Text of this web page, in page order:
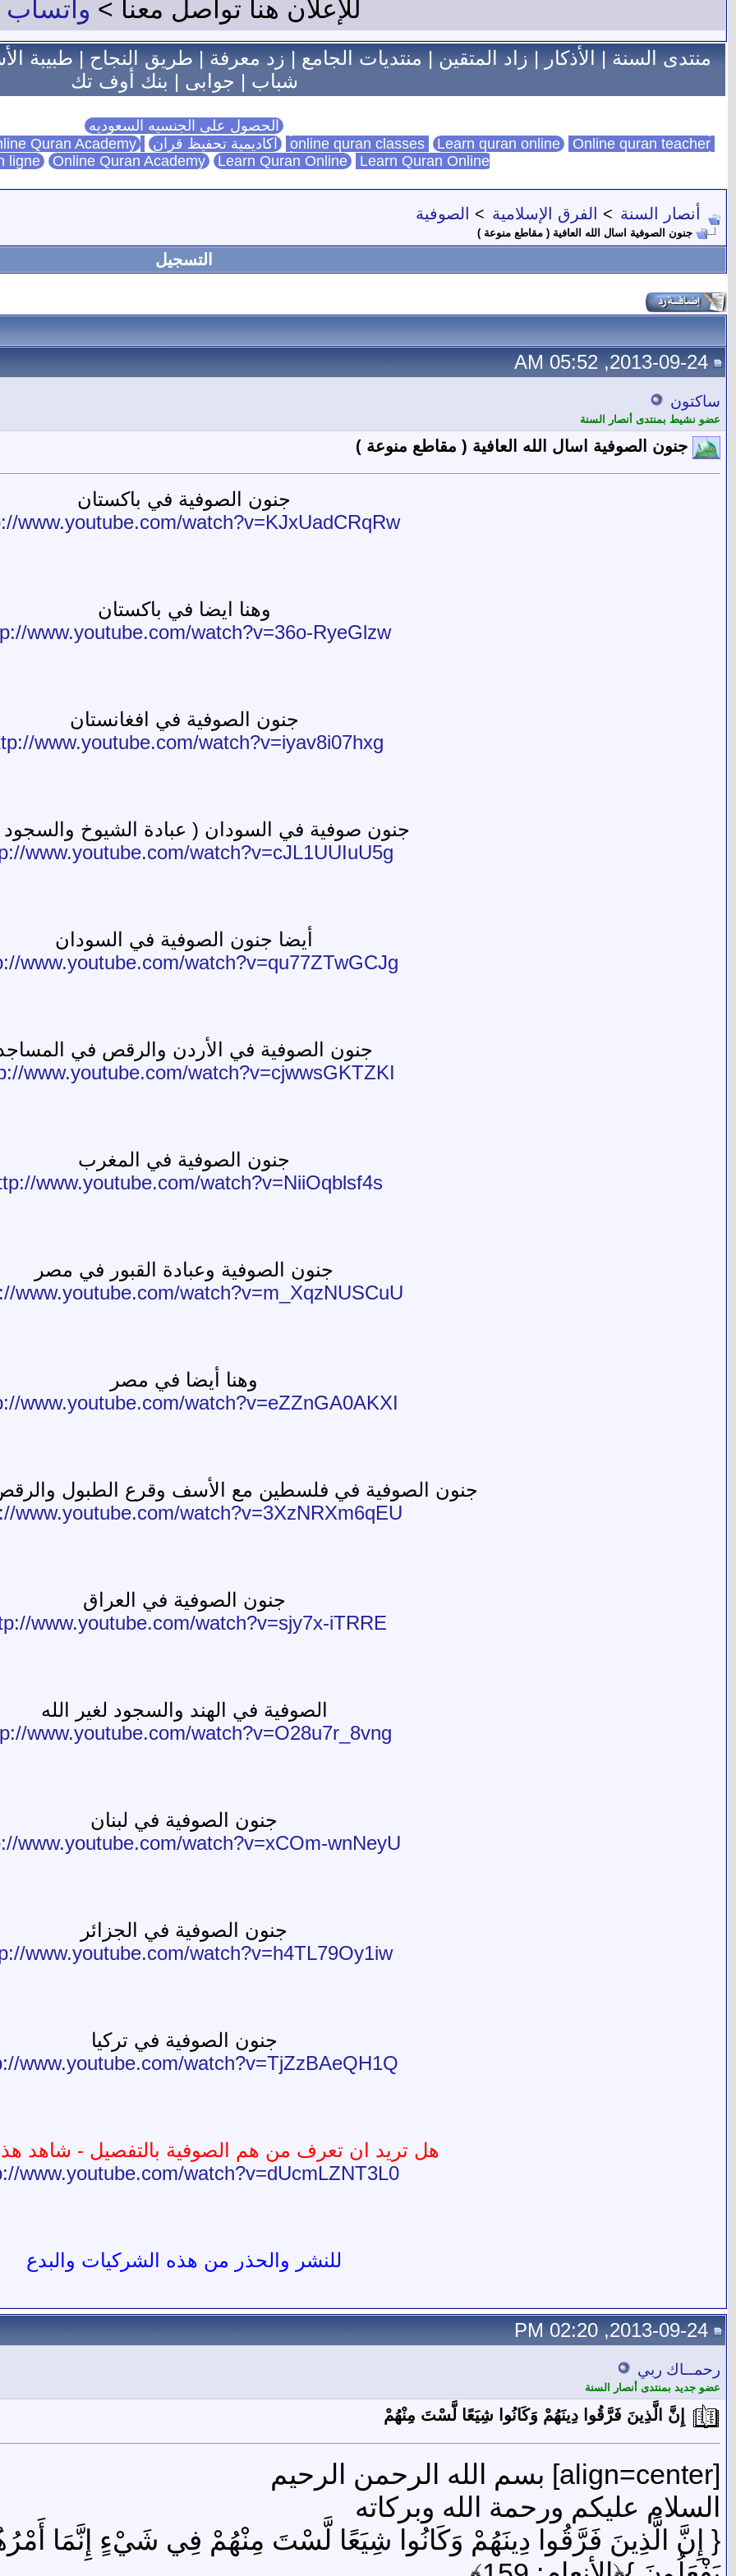
للإعلان هنا تواصل معنا > واتساب
منتدى السنة|الأذكار|زاد المتقين|منتديات الجامع|زد معرفة|طريق النجاح|طبيبة
شباب | جوابى | بنك أوف تك
الحصول على الجنسيه السعوديه
Learn quran online Online quran teacher اكاديمية تحفيظ قران Quran Academy
ligne Online Quran Academy Learn Quran Online Learn Quran Online
أنصار السنة > الفرق الإسلامية > الصوفية
جنون الصوفية اسال الله العافية ( مقاطع منوعة )
التسجيل
2013-09-24, 05:52 AM
ساكتون
عضو نشيط بمنتدى أنصار السنة
جنون الصوفية اسال الله العافية ( مقاطع منوعة )
جنون الصوفية في باكستان
www.youtube.com/watch?v=KJxUadCRqRw
وهنا ايضا في باكستان
www.youtube.com/watch?v=36o-RyeGlzw
جنون الصوفية في افغانستان
www.youtube.com/watch?v=iyav8i07hxg
جنون صوفية في السودان ( عبادة الشيوخ والسجود
www.youtube.com/watch?v=cJL1UUIuU5g
أيضا جنون الصوفية في السودان
www.youtube.com/watch?v=qu77ZTwGCJg
جنون الصوفية في الأردن والرقص في
www.youtube.com/watch?v=cjwwsGKTZKI
جنون الصوفية في المغرب
www.youtube.com/watch?v=NiiOqblsf4s
جنون الصوفية وعبادة القبور في مصر
www.youtube.com/watch?v=m_XqzNUSCuU
وهنا أيضا في مصر
www.youtube.com/watch?v=eZZnGA0AKXI
جنون الصوفية في فلسطين مع الأسف وقرع الطبول
www.youtube.com/watch?v=3XzNRXm6qEU
جنون الصوفية في العراق
www.youtube.com/watch?v=sjy7x-iTRRE
الصوفية في الهند والسجود لغير الله
www.youtube.com/watch?v=O28u7r_8vng
جنون الصوفية في لبنان
www.youtube.com/watch?v=xCOm-wnNeyU
جنون الصوفية في الجزائر
www.youtube.com/watch?v=h4TL79Oy1iw
جنون الصوفية في تركيا
www.youtube.com/watch?v=TjZzBAeQH1Q
هل تريد ان تعرف من هم الصوفية بالتفصيل - شاهد
www.youtube.com/watch?v=dUcmLZNT3L0
للنشر والحذر من هذه الشركيات والبدع
2013-09-24, 02:20 PM
رحمــاك ربي
عضو جديد بمنتدى أنصار السنة
إِنَّ الَّذِينَ فَرَّقُوا دِينَهُمْ وَكَانُوا شِيَعًا لَّسْتَ مِنْهُمْ
[align=center] بسم الله الرحمن الرحيم
السلام عليكم ورحمة الله وبركاته
{ إِنَّ الَّذِينَ فَرَّقُوا دِينَهُمْ وَكَانُوا شِيَعًا لَّسْتَ مِنْهُمْ فِي شَيْءٍ إِنَّمَا أَمْرُهُمْ